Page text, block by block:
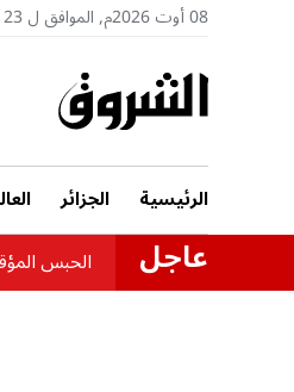
08 أوت 2026م, الموافق ل 23 صفر 1448هـ
الرئيسية الجزائر
عاجل الحبس المؤقت لـ3 متّهمين في قضية